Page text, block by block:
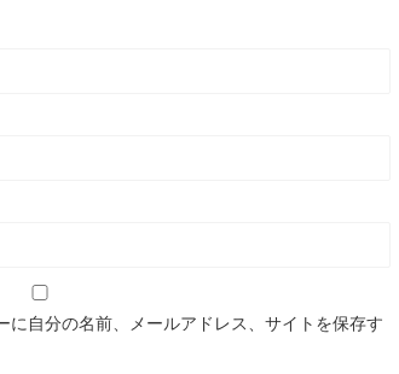
に自分の名前、メールアドレス、サイトを保存す